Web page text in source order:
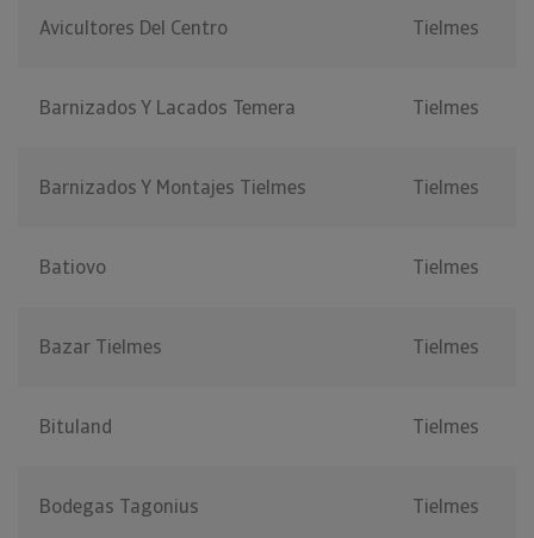
Avicultores Del Centro Tielmes
Barnizados Y Lacados Temera Tielmes
Barnizados Y Montajes Tielmes Tielmes
Batiovo Tielmes
Bazar Tielmes Tielmes
Bituland Tielmes
Bodegas Tagonius Tielmes